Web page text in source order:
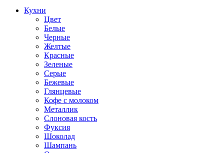
Кухни
Цвет
Белые
Черные
Желтые
Красные
Зеленые
Серые
Бежевые
Глянцевые
Кофе с молоком
Металлик
Слоновая кость
Фуксия
Шоколад
Шампань